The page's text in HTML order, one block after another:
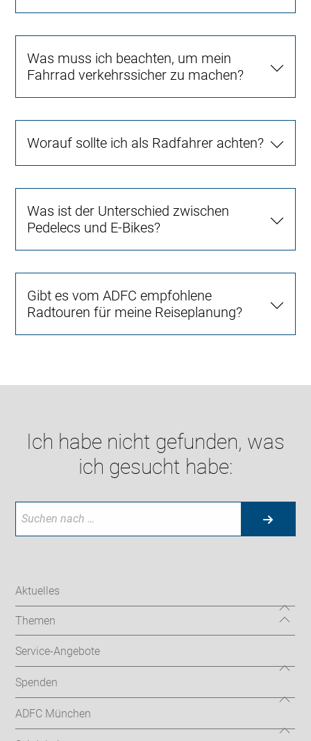
Was muss ich beachten, um mein
Fahrrad verkehrssicher zu machen?
Worauf sollte ich als Radfahrer achten?
Was ist der Unterschied zwischen
Pedelecs und E-Bikes?
Gibt es vom ADFC empfohlene
Radtouren für meine Reiseplanung?
Ich habe nicht gefunden, was
ich gesucht habe:
Aktuelles
Themen
Service-Angebote
Spenden
ADFC München